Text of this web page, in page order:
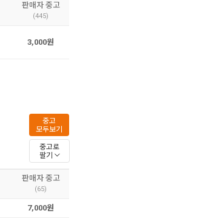
판매자 중고
(445)
3,000원
중고
모두보기
중고로
팔기
판매자 중고
(65)
7,000원